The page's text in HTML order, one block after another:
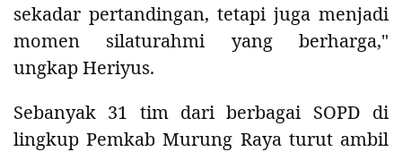
sekadar pertandingan, tetapi juga menjadi
momen silaturahmi yang berharga,"
ungkap Heriyus.
Sebanyak 31 tim dari berbagai SOPD di
lingkup Pemkab Murung Raya turut ambil